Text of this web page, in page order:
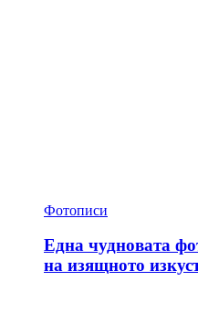
Фотописи
Една чудновата
на изящното